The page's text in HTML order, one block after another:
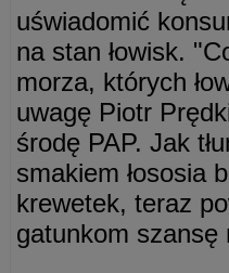
uświadomić
na stan łowisk.
morza, których
uwagę Piotr
środę PAP. Jak
smakiem łososia
krewetek, teraz
gatunkom szansę